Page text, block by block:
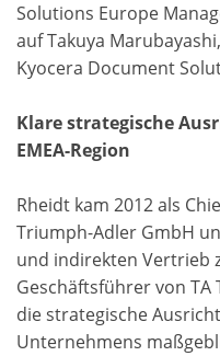
Solutions Europe
auf Takuya
Kyocera Document
Klare strategische
EMEA-Region
Rheidt kam 2012 als
Triumph-Adler GmbH
und indirekten Vertrieb
Geschäftsführer von
die strategische
Unternehmens